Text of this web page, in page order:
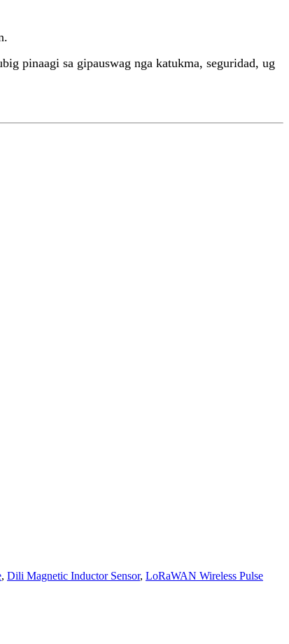
pinaagi sa gipauswag nga katukma, seguridad, ug
, Dili Magnetic Inductor Sensor, LoRaWAN Wireless Pulse